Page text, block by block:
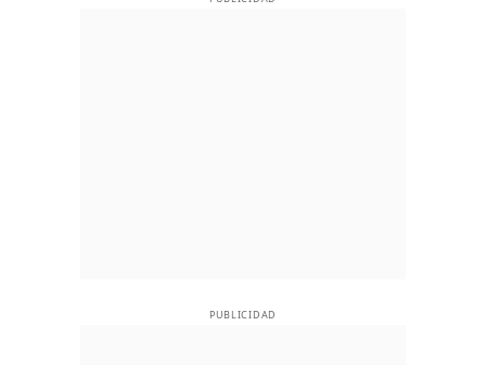
PUBLICIDAD